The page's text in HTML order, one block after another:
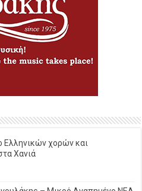
Ελληνικών χορών και
Χανιά